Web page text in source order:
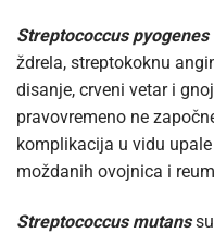
Streptococcus pyogenes
ždrela, streptokoknu
disanje, crveni vetar i
pravovremeno ne
komplikacija u vidu
moždanih ovojnica i
Streptococcus mutans